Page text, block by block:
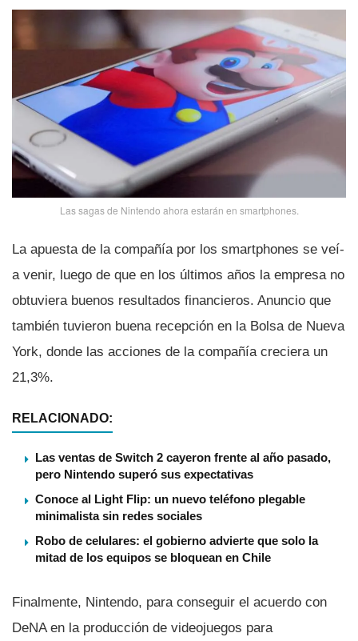
Las sagas de Nintendo ahora estarán en smartphones.
La apuesta de la compañí­a por los smartphones se veí­
a venir, luego de que en los últimos años la empresa no
obtuviera buenos resultados financieros. Anuncio que
también tuvieron buena recepción en la Bolsa de Nueva
York, donde las acciones de la compañí­a creciera un
21,3%.
RELACIONADO:
Las ventas de Switch 2 cayeron frente al año pasado,
pero Nintendo superó sus expectativas
Conoce al Light Flip: un nuevo teléfono plegable
minimalista sin redes sociales
Robo de celulares: el gobierno advierte que solo la
mitad de los equipos se bloquean en Chile
Finalmente, Nintendo, para conseguir el acuerdo con
DeNA en la producción de videojuegos para